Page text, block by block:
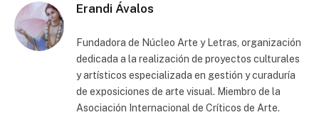
Erandi Ávalos
Fundadora de Núcleo Arte y Letras, organización
dedicada a la realización de proyectos culturales
y artísticos especializada en gestión y curaduría
de exposiciones de arte visual. Miembro de la
Asociación Internacional de Críticos de Arte.